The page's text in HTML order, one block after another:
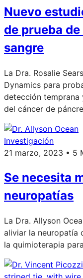
Nuevo
de prueba
sangre
La Dra. Rosalie
Dynamics para
detección
del cáncer de
Investigación
21 marzo, 2023 • 5
Se necesita
neuropatías
La Dra. Allyson
aliviar la neuropatía
la quimioterapia